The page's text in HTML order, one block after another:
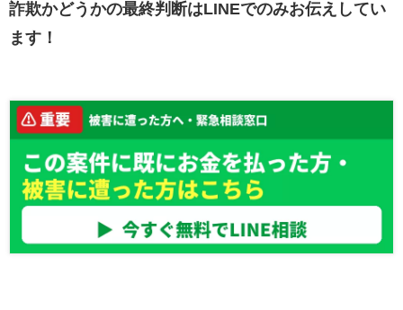
詐欺かどうかの最終判断はLINEでのみお伝えしてい
ます！